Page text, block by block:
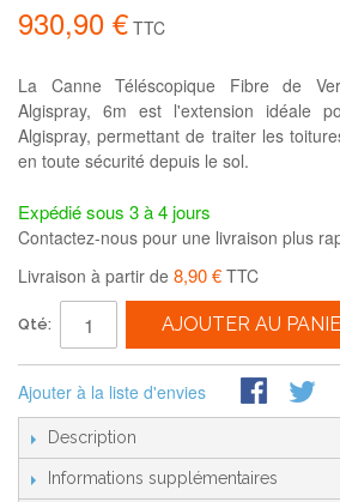
930,90 € TTC
La Canne Téléscopique Fibre de
Algispray, 6m est l'extension idéale
Algispray, permettant de traiter les
en toute sécurité depuis le sol.
Expédié sous 3 à 4 jours
Contactez-nous pour une livraison plus
Livraison à partir de 8,90 € TTC
Qté: AJOUTER AU
Ajouter à la liste d'envies
Description
Informations supplémentaires